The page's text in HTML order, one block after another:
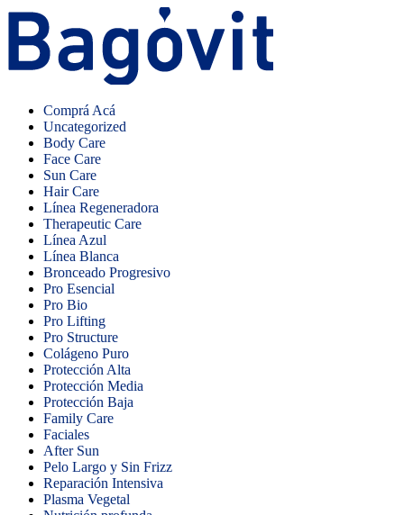
Comprá Acá
Uncategorized
Body Care
Face Care
Sun Care
Hair Care
Línea Regeneradora
Therapeutic Care
Línea Azul
Línea Blanca
Bronceado Progresivo
Pro Esencial
Pro Bio
Pro Lifting
Pro Structure
Colágeno Puro
Protección Alta
Protección Media
Protección Baja
Family Care
Faciales
After Sun
Pelo Largo y Sin Frizz
Reparación Intensiva
Plasma Vegetal